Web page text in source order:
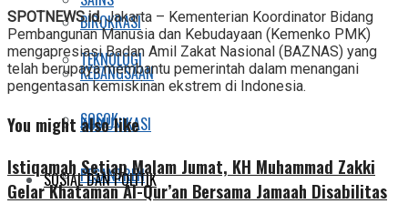
BIROKRASI
KEBANGSAAN
KOMUNIKASI
PESANTREN
TEKNOLOGI
SOSOK
SOSIAL DAN POLITIK
Share
SPOTNEWS.id, Jakarta – Kementerian Koordinator Bidang
Pembangunan Manusia dan Kebudayaan (Kemenko PMK)
mengapresiasi Badan Amil Zakat Nasional (BAZNAS) yang
telah berupaya membantu pemerintah dalam menangani
pengentasan kemiskinan ekstrem di Indonesia.
You might also like
Istiqamah Setiap Malam Jumat, KH Muhammad Zakki
Gelar Khataman Al-Qur’an Bersama Jamaah Disabilitas